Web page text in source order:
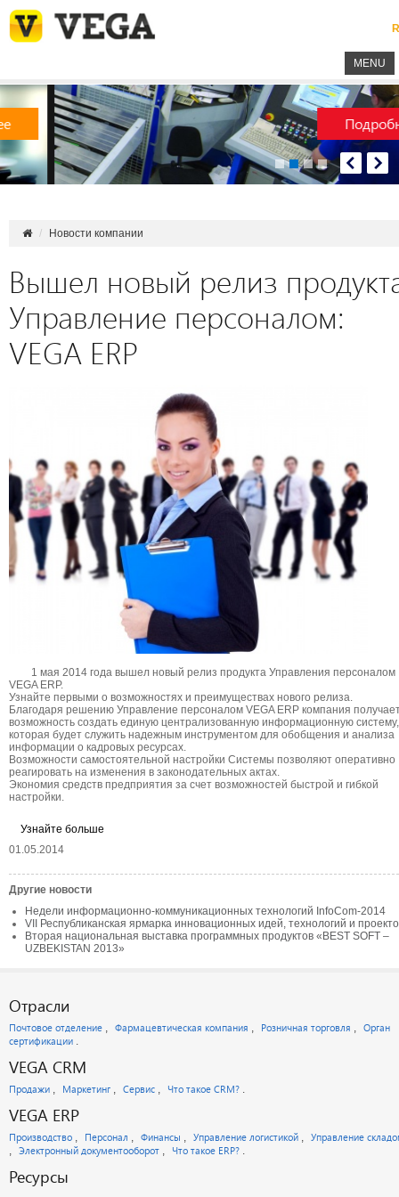
MENU
Подробнее
Новости компании
Вышел новый релиз
Управление персоналом:
VEGA ERP
1 мая 2014 года вышел новый релиз продукта Управления персоналом
VEGA ERP.
Узнайте первыми о возможностях и преимуществах нового релиза.
Благодаря решению Управление персоналом VEGA ERP компания
возможность создать единую централизованную информационную систему,
которая будет служить надежным инструментом для обобщения и анализа
информации о кадровых ресурсах.
Возможности самостоятельной настройки Системы позволяют оперативно
реагировать на изменения в законодательных актах.
Экономия средств предприятия за счет возможностей быстрой и гибкой
настройки.
Узнайте больше
01.05.2014
Другие новости
Недели информационно-коммуникационных технологий InfoCom-2014
VII Республиканская ярмарка инновационных идей, технологий и
Вторая национальная выставка программных продуктов «BEST SOFT –
UZBEKISTAN 2013»
Отрасли
Почтовое отделение Фармацевтическая компания Розничная торговля
Орган
сертификации
VEGA CRM
Продажи Маркетинг Сервис Что такое CRM?
VEGA ERP
Производство Персонал Финансы Управление логистикой
Управление
Электронный документооборот
Что такое ERP?
Ресурсы